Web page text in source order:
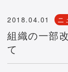
2018.04.01 ニ
組織の一部
て